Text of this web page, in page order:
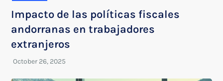
Impacto de las políticas fiscales
andorranas en trabajadores
extranjeros